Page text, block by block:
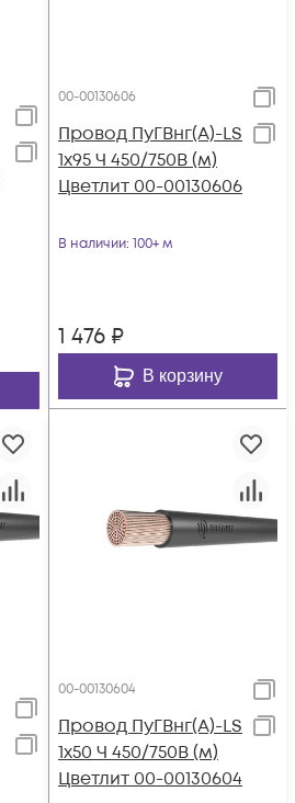
00-00130606
Провод ПуГВнг(А)-LS
1х95 Ч 450/750В (м)
Цветлит 00-00130606
В наличии: 100+ м
1 476 ₽
В корзину
00-00130604
Провод ПуГВнг(А)-LS
1х50 Ч 450/750В (м)
Цветлит 00-00130604